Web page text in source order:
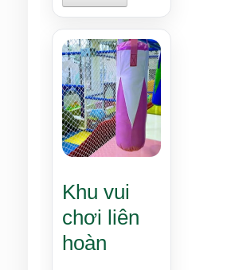
Khu vui
chơi liên
hoàn